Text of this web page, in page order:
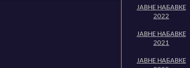
ЈАВНЕ НАБАВКЕ
2022
ЈАВНЕ НАБАВКЕ
2021
ЈАВНЕ НАБАВКЕ